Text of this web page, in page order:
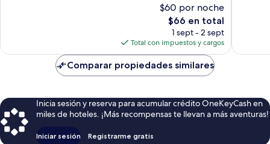
$60 por noche
El
precio
actual
es
de
$66
$66 en total
1 sept - 2 sept
Total con impuestos y cargos
Comparar propiedades similares
Inicia sesión y reserva para acumular crédito OneKeyCash en
miles de hoteles. ¡Más recompensas te llevan a más aventuras!
Iniciar sesión Registrarme gratis